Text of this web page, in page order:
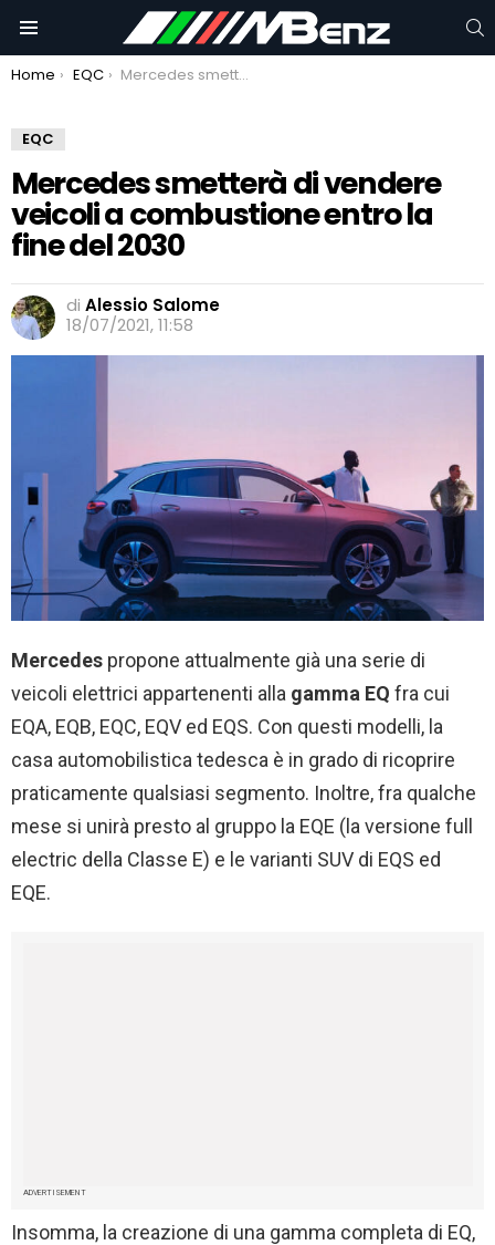
You are here:
Home EQC Mercedes smetterà di vendere veicoli a combustione entro la fine del 2030
EQC
Mercedes smetterà di vendere
veicoli a combustione entro la
fine del 2030
di Alessio Salome
18/07/2021, 11:58
Mercedes propone attualmente già una serie di
veicoli elettrici appartenenti alla gamma EQ fra cui
EQA, EQB, EQC, EQV ed EQS. Con questi modelli, la
casa automobilistica tedesca è in grado di ricoprire
praticamente qualsiasi segmento. Inoltre, fra qualche
mese si unirà presto al gruppo la EQE (la versione full
electric della Classe E) e le varianti SUV di EQS ed
EQE.
ADVERTISEMENT
Insomma, la creazione di una gamma completa di EQ,